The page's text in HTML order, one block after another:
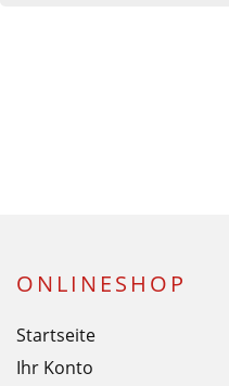
ONLINESHOP
Startseite
Ihr Konto